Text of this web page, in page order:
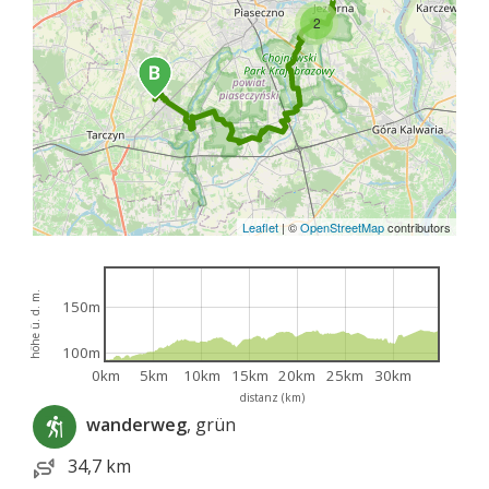
2
Leaflet|©OpenStreetMapcontributors
distanz (km)
höhe ü. d. m.
0km 5km 10km 15km 20km 25km 30km
100m
150m
wanderweg, grün
34,7 km